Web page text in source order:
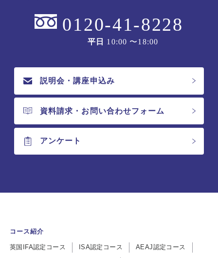
0120-41-8228
平日 10:00 〜18:00
説明会・講座申込み
資料請求・お問い合わせフォーム
アンケート
コース紹介
英国IFA認定コース ISA認定コース AEAJ認定コース